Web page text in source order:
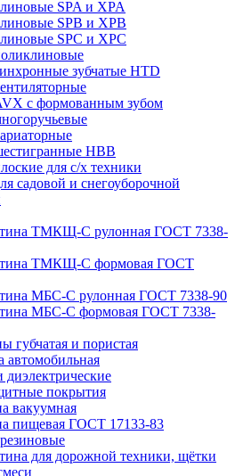
SPA и XPA
SPB и XPB
SPC и XPC
зубчатые HTD
с формованным зубом
HBB
для с/х техники
садовой и снегоуборочной
ТМКЩ-С рулонная ГОСТ 7338-
ТМКЩ-С формовая ГОСТ
МБС-С рулонная ГОСТ 7338-90
МБС-С формовая ГОСТ 7338-
губчатая и пористая
автомобильная
диэлектрические
покрытия
вакуумная
пищевая ГОСТ 17133-83
для дорожной техники, щётки